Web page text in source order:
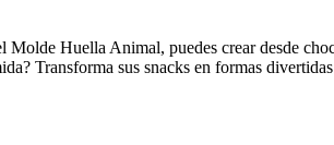
Huella Animal, puedes crear desde
Transforma sus snacks en formas